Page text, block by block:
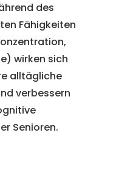
des
Fähigkeiten
wirken sich
alltägliche
verbessern
Senioren.